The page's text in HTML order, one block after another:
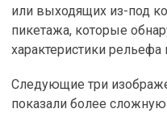
или выходящих из-под
пикетажа, которые
характеристики рельефа
Следующие три
показали более